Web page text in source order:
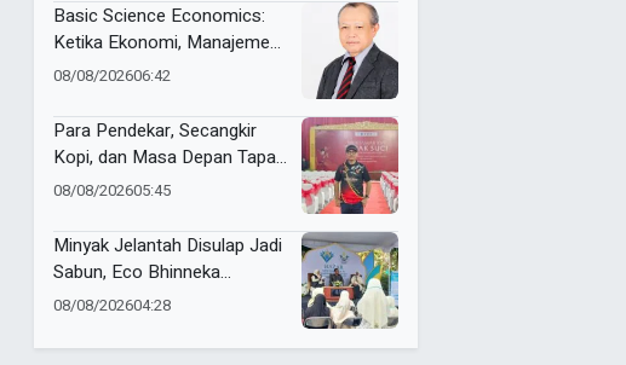
Basic Science Economics:
Ketika Ekonomi, Manajemen,
dan Akuntansi Tak Sekadar
08/08/202606:42
Para Pendekar, Secangkir
Kopi, dan Masa Depan Tapak
Suci
08/08/202605:45
Minyak Jelantah Disulap Jadi
Sabun, Eco Bhinneka
Muhammadiyah Inspirasi
08/08/202604:28